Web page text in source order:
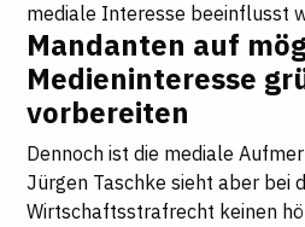
mediale Interesse beeinflusst
Mandanten auf
Medieninteresse
vorbereiten
Dennoch ist die mediale
Jürgen Taschke sieht aber bei
Wirtschaftsstrafrecht keinen